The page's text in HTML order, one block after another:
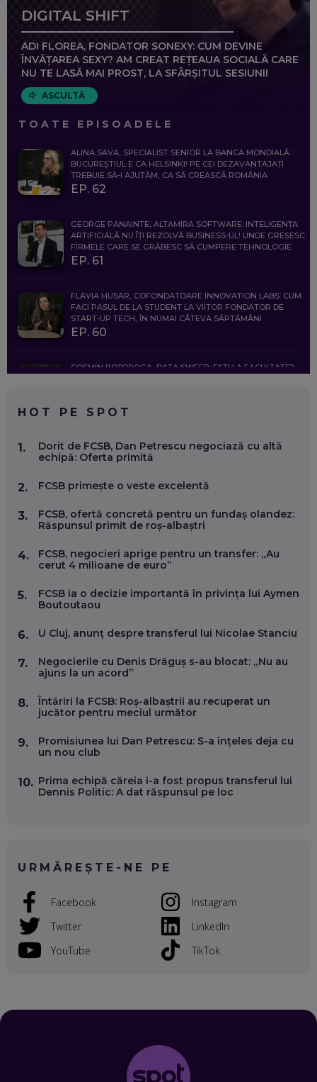
DIGITAL SHIFT
ADI FLOREA, FONDATOR SONEXY: CUM DEVINE
ÎNVĂȚAREA SEXY? AM CREAT REȚEAUA SOCIALĂ CARE
NU TE LASĂ MAI PROST, LA SFÂRȘITUL SESIUNII
ASCULTĂ
TOATE EPISOADELE
ALINA SAVA, SPECIALIST SENIOR LA BANCA MONDIALĂ:
BUCUREȘTIUL E CA HELSINKI! PE CEI DEZAVANTAJAȚI
TREBUIE SĂ-I AJUTĂM, CA SĂ CREASCĂ ROMÂNIA
EP. 62
GEORGE PANAINTE, ALTAMIRA SOFTWARE: INTELIGENȚA
ARTIFICIALĂ NU ÎȚI REZOLVĂ BUSINESS-UL! UNDE GREȘESC
FIRMELE CARE SE GRĂBESC SĂ CUMPERE TEHNOLOGIE
EP. 61
FLAVIA HUSAR, COFONDATOARE INNOVATION LABS: CUM
FACI PASUL DE LA STUDENT LA VIITOR FONDATOR DE
START-UP TECH, ÎN NUMAI CÂTEVA SĂPTĂMÂNI
EP. 60
COSMIN BOȚOROGA, DATA SWEEP: EȘTI LA FACULTATE?
FOLOSEȘTI TEHNOLOGIA CA SĂ FII MAI BUN LA JOB. ȘI CUM
SE VA SCHIMBA MUNCA, ÎN URMĂTORII ANI
MARIUS PAȘCULEA, COFONDATOR AL KULTH: CUM
FOLOSEȘTI TEHNOLOGIA CA SĂ ÎȚI DESCHIZI DRUMUL
CĂTRE ARTĂ, LA NIVEL GLOBAL
EP. 57
EFICIENT VIAȚA ONLINE. ȘI CARE SUNT PRIMII PAȘI ÎNTR-O
CARIERĂ DE „HACKER CU PERMIS”
DOINA VÎLCEANU, CONTENTSPEED: VREI SUCCES ONLINE?
ÎNVAȚĂ AEO ȘI GEO!
WASHINGTON, OCHELARI INTELIGENȚI ȘI FERME
VERTICALE FĂRĂ PĂMÂNT
VALENTIN VANCEA, CEO AL PATRIA BANK: AUTOMATIZĂM
VOICU OPREAN (AROBS): CUM CONSTRUIEȘTI O COMPANIE
TA LOCALĂ - ȘI CE SĂ DAI ÎNAPOI
EP. 52
ROBERT GRAUR, FOMO: SPEAKERUL PE SCENĂ, INVITATUL
ÎN SALĂ, DAR ÎNVĂȚĂM UNII DE LA CEILALȚI. VIN JASON
DERULO, STEVEN BARTLETT ȘI ALȚI PESTE 60 DE
HOT PE SPOT
1.
Dorit de FCSB, Dan Petrescu negociază cu altă
echipă: Oferta primită
2. FCSB primește o veste excelentă
3.
FCSB, ofertă concretă pentru un fundaș olandez:
Răspunsul primit de roș-albaștri
4.
FCSB, negocieri aprige pentru un transfer: „Au
cerut 4 milioane de euro”
5.
FCSB ia o decizie importantă în privința lui Aymen
Boutoutaou
6. U Cluj, anunț despre transferul lui Nicolae Stanciu
7.
Negocierile cu Denis Drăguș s-au blocat: „Nu au
ajuns la un acord”
8.
Întăriri la FCSB: Roș-albaștrii au recuperat un
jucător pentru meciul următor
9.
Promisiunea lui Dan Petrescu: S-a înțeles deja cu
un nou club
10. Prima echipă căreia i-a fost propus transferul lui
Dennis Politic: A dat răspunsul pe loc
URMĂREȘTE-NE PE
Facebook
Twitter
YouTube
Instagram
LinkedIn
TikTok